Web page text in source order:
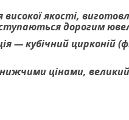
якості,
дорогим
— кубічний цирконій
цінами, великий